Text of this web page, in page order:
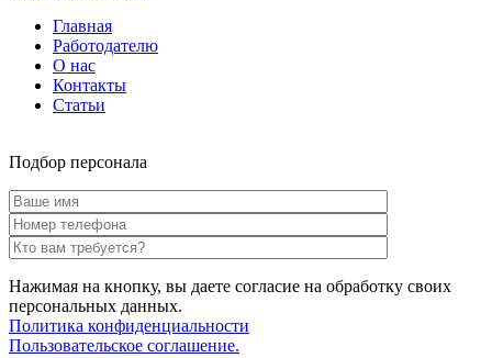
Главная
Работодателю
О нас
Контакты
Статьи
Подбор персонала
Нажимая на кнопку, вы даете согласие на обработку своих
персональных данных.
Политика конфиденциальности
Пользовательское соглашение.